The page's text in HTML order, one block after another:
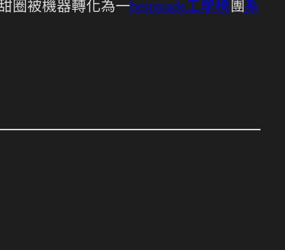
圈被機器轉化為一bestmade工學椅團系